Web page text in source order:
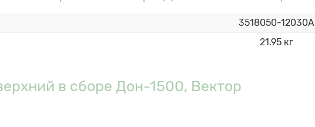
3518050-12030А
21.95 кг
в сборе Дон-1500, Вектор